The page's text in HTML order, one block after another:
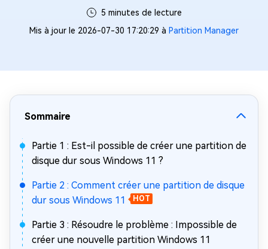
5 minutes de lecture
Mis à jour le 2026-07-30 17:20:29 à Partition Manager
Sommaire
Partie 1 : Est-il possible de créer une partition de
disque dur sous Windows 11 ?
Partie 2 : Comment créer une partition de disque
dur sous Windows 11
HOT
Partie 3 : Résoudre le problème : Impossible de
créer une nouvelle partition Windows 11